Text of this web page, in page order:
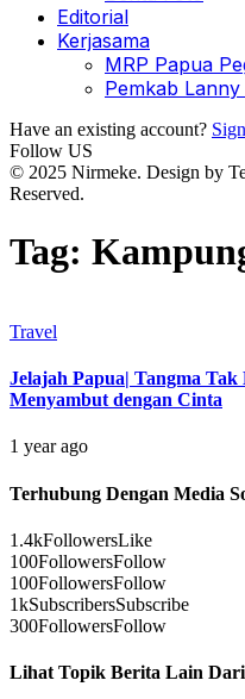
Editorial
Kerjasama
MRP Papua
Pemkab
Have an existing account?
Follow US
© 2025 Nirmeke. Design by
Reserved.
Tag:
Travel
Jelajah Papua| Tangma
Menyambut dengan Cinta
1 year ago
Terhubung Dengan Media
1.4kFollowersLike
100FollowersFollow
100FollowersFollow
1kSubscribersSubscribe
300FollowersFollow
Lihat Topik Berita Lain